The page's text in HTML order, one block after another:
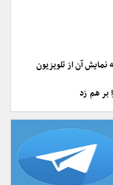
نمایش آن از تلویزیون
بر هم زد